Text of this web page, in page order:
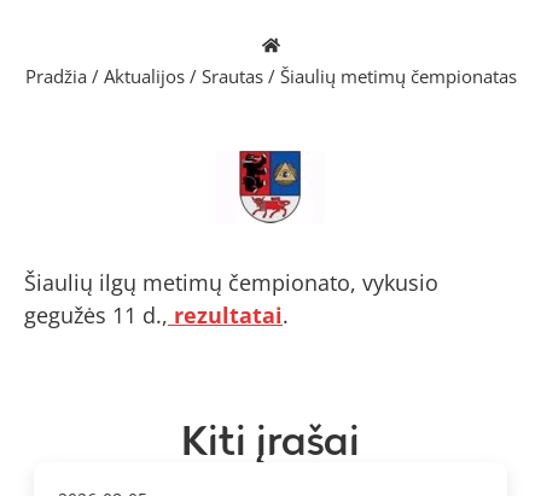
Pradžia / Aktualijos/ Srautas/ Šiaulių metimų čempionatas
Šiaulių ilgų metimų čempionato, vykusio
gegužės 11 d., rezultatai.
Kiti įrašai